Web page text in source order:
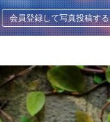
会員登録して写真投稿する